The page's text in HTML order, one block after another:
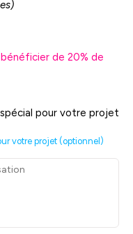
de 20% de
pour votre projet
votre projet (optionnel)